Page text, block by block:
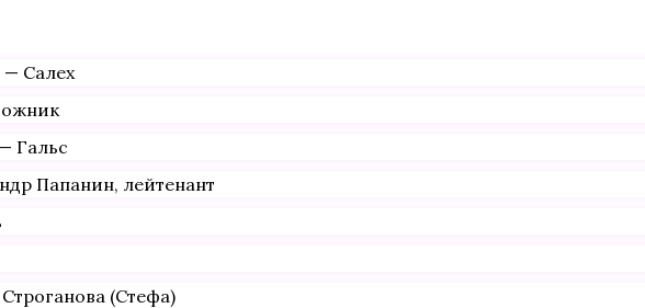
Салех
Гальс
Папанин, лейтенант
(Стефа)